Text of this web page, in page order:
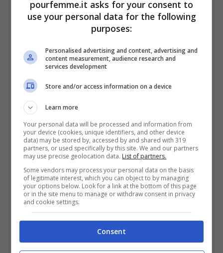
finestre così circola aria. Step successivo
è riporre gli abiti nell’armadio, per quelli
che hanno un cattivo odore lavarli in
lavatrice, va benissimo anche un lavaggio
delicato. Mettere nel cassetto della
lavatrice il detersivo per bucato e
dell’aceto di vino bianco.
Controllare in prossimità dell’armadio se è
presente dell’umidità, così da capirne
l’origine in modo da evitare la
proliferazione delle muffe, che
danneggiano esteticamente gli ambienti e
non solo. Bisogna intervenire
pourfemme.it asks for your consent to
use your personal data for the following
purposes:
Personalised advertising and content, advertising and
content measurement, audience research and
services development
Store and/or access information on a device
Learn more
Your personal data will be processed and information from
your device (cookies, unique identifiers, and other device
data) may be stored by, accessed by and shared with 319
partners, or used specifically by this site. We and our partners
may use precise geolocation data. List of partners.
Some vendors may process your personal data on the basis
of legitimate interest, which you can object to by managing
your options below. Look for a link at the bottom of this page
or in the site menu to manage or withdraw consent in privacy
and cookie settings.
Consent